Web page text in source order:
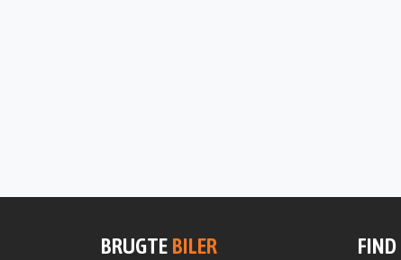
BRUGTE BILER FIND